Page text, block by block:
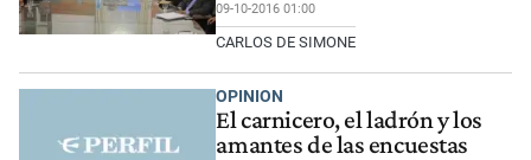
09-10-2016 01:00
CARLOS DE SIMONE
OPINION
El carnicero, el ladrón y los
amantes de las encuestas